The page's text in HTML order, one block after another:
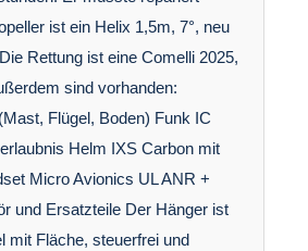
ist ein Helix 1,5m, 7°, neu
Rettung ist eine Comelli 2025,
sind vorhanden:
Flügel, Boden) Funk IC
Helm IXS Carbon mit
Micro Avionics UL ANR +
und Ersatzteile Der Hänger ist
mit Fläche, steuerfrei und